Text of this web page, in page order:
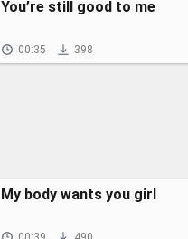
You’re still good to me
00:35 398
My body wants you girl